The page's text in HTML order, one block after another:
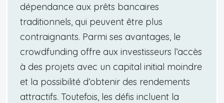
dépendance aux prêts bancaires
traditionnels, qui peuvent être plus
contraignants. Parmi ses avantages, le
crowdfunding offre aux investisseurs l’accès
à des projets avec un capital initial moindre
et la possibilité d’obtenir des rendements
attractifs. Toutefois, les défis incluent la